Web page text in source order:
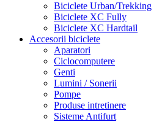
Biciclete Urban/Trekking
Biciclete XC Fully
Biciclete XC Hardtail
Accesorii biciclete
Aparatori
Ciclocomputere
Genti
Lumini / Sonerii
Pompe
Produse intretinere
Sisteme Antifurt